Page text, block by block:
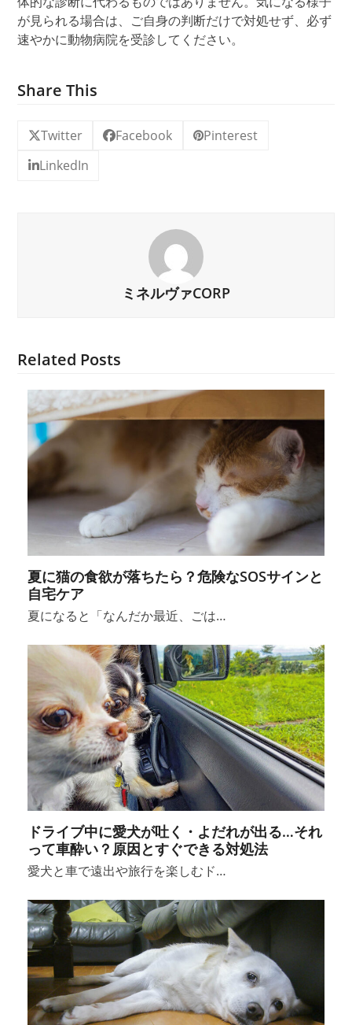
が見られる場合は、 ご自身の判断だけで対処せず、必ず
速やかに動物病院を受診してください。
Share This
Twitter Facebook
Pinterest
LinkedIn
ミネルヴァCORP
Related Posts
夏に猫の食欲が落ちたら？危険なSOSサインと
自宅ケア
夏になると「なんだか最近、ごは…
ドライブ中に愛犬が吐く・よだれが出る…それ
って車酔い？原因とすぐできる対処法
愛犬と車で遠出や旅行を楽しむド…